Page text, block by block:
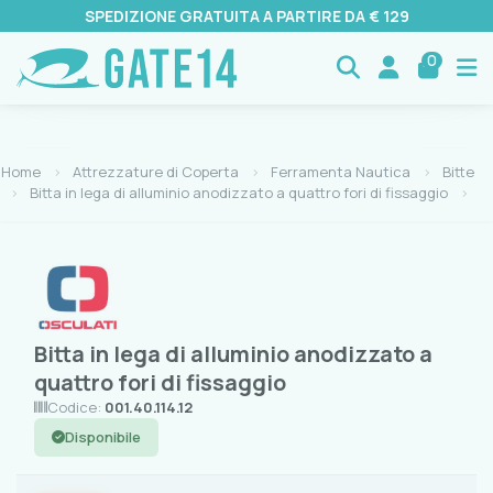
SPEDIZIONE GRATUITA A PARTIRE DA € 129
0
Home Attrezzature di Coperta Ferramenta Nautica
Bitte
Bitta in lega di alluminio anodizzato a quattro fori di fissaggio
Bitta in lega di alluminio anodizzato a
quattro fori di fissaggio
Codice: 001.40.114.12
Disponibile